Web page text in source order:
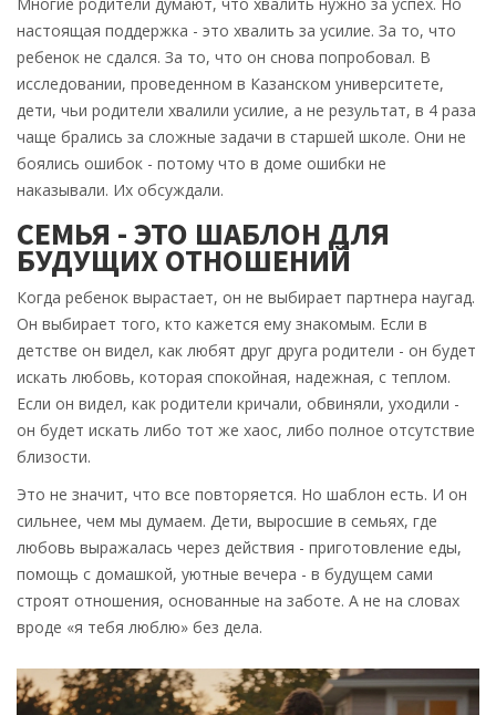
настоящая поддержка - это хвалить за усилие. За то, что
ребенок не сдался. За то, что он снова попробовал. В
исследовании, проведенном в Казанском университете,
дети, чьи родители хвалили усилие, а не результат, в 4 раза
чаще брались за сложные задачи в старшей школе. Они не
боялись ошибок - потому что в доме ошибки не
наказывали. Их обсуждали.
СЕМЬЯ - ЭТО ШАБЛОН ДЛЯ
БУДУЩИХ ОТНОШЕНИЙ
Когда ребенок вырастает, он не выбирает партнера наугад.
Он выбирает того, кто кажется ему знакомым. Если в
детстве он видел, как любят друг друга родители - он будет
искать любовь, которая спокойная, надежная, с теплом.
Если он видел, как родители кричали, обвиняли, уходили -
он будет искать либо тот же хаос, либо полное отсутствие
близости.
Это не значит, что все повторяется. Но шаблон есть. И он
сильнее, чем мы думаем. Дети, выросшие в семьях, где
любовь выражалась через действия - приготовление еды,
помощь с домашкой, уютные вечера - в будущем сами
строят отношения, основанные на заботе. А не на словах
вроде «я тебя люблю» без дела.